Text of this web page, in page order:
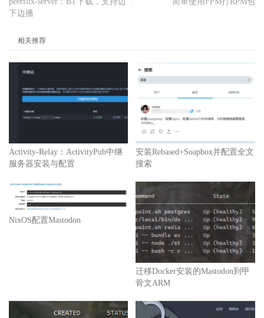
下边播
相关推荐
Activity-Relay：ActivityPub中继
服务器安装与配置
安装Rebased+Soapbox并配置全文
搜索
NixOS配置Mastodon
迁移Docker安装的Mastodon到甲
骨文ARM